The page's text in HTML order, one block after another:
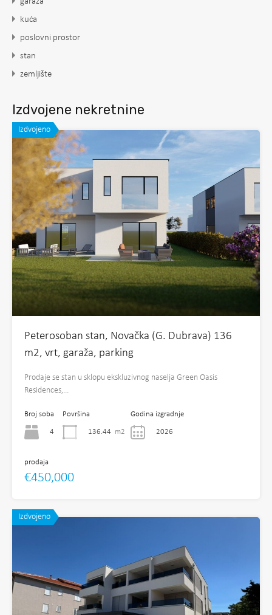
kuća
poslovni prostor
stan
zemljište
Izdvojene nekretnine
Izdvojeno
Peterosoban stan, Novačka (G. Dubrava) 136
m2, vrt, garaža, parking
Prodaje se stan u sklopu ekskluzivnog naselja Green Oasis
Residences,…
Broj soba
4
Površina
136.44 m2
Godina izgradnje
2026
prodaja
€450,000
Izdvojeno